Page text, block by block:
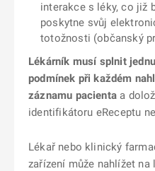
interakce s léky, co již
poskytne svůj
totožnosti (občanský
Lékárník musí splnit
podmínek při každém
záznamu pacienta a
identifikátoru eReceptu
Lékař nebo klinický
zařízení může nahlížet na